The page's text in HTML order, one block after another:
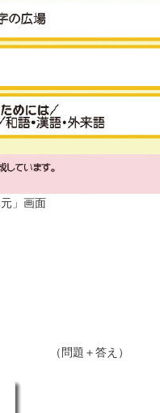
」画面
題＋答え）